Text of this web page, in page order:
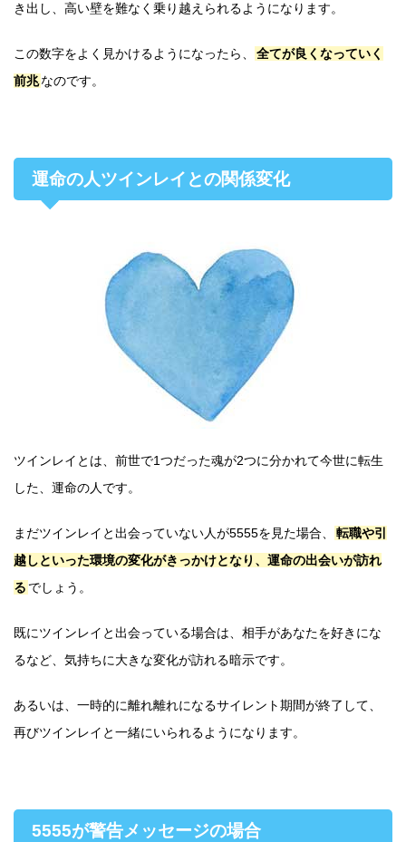
き出し、高い壁を難なく乗り越えられるようになります。
この数字をよく見かけるようになったら、
全てが良くなっていく
前兆なのです。
運命の人ツインレイとの関係変化
ツインレイとは、前世で1つだった魂が2つに分かれて今世に転生
した、運命の人です。
まだツインレイと出会っていない人が5555を見た場合、
転職や引
越しといった環境の変化がきっかけとなり、運命の出会いが訪れ
る でしょう。
既にツインレイと出会っている場合は、相手があなたを好きにな
るなど、気持ちに大きな変化が訪れる暗示です。
あるいは、一時的に離れ離れになるサイレント期間が終了して、
再びツインレイと一緒にいられるようになります。
5555が警告メッセージの場合